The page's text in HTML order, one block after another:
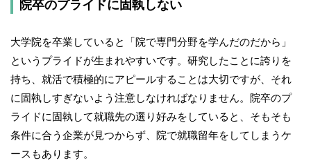
院卒のプライドに固執しない
大学院を卒業していると「院で専門分野を学んだのだから」
というプライドが生まれやすいです。研究したことに誇りを
持ち、就活で積極的にアピールすることは大切ですが、それ
に固執しすぎないよう注意しなければなりません。院卒のプ
ライドに固執して就職先の選り好みをしていると、そもそも
条件に合う企業が見つからず、院で就職留年をしてしまうケ
ースもあります。